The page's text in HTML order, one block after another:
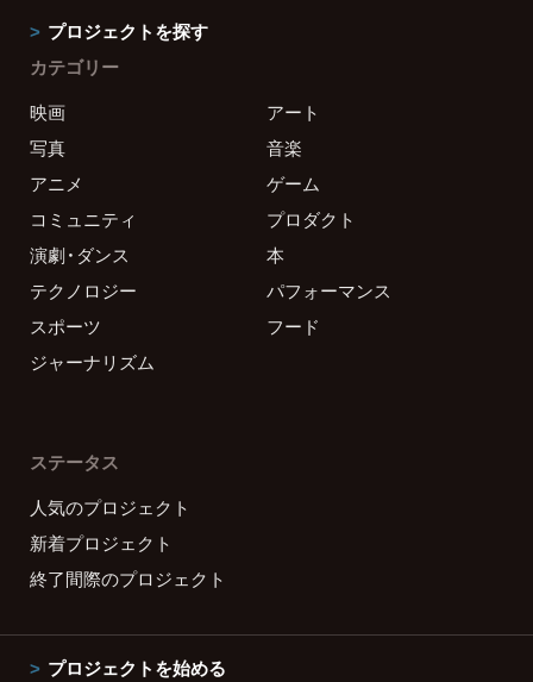
プロジェクトを探す
カテゴリー
映画
アート
写真
音楽
アニメ
ゲーム
コミュニティ
プロダクト
演劇・ダンス
本
テクノロジー
パフォーマンス
スポーツ
フード
ジャーナリズム
ステータス
人気のプロジェクト
新着プロジェクト
終了間際のプロジェクト
プロジェクトを始める